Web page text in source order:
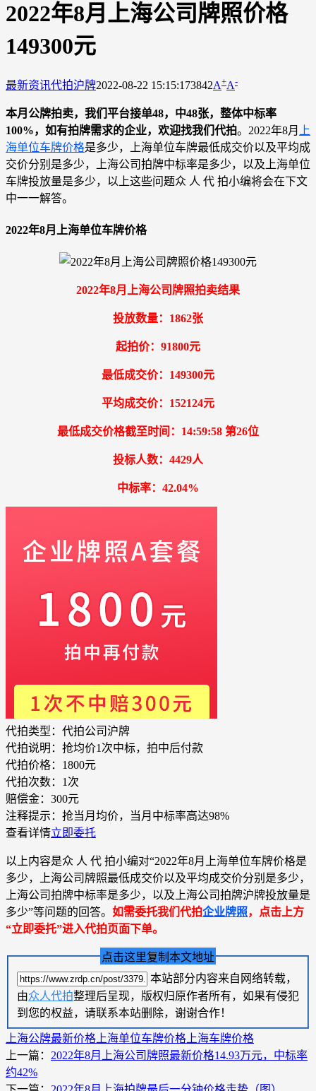
2022年8月上海公司牌照价格
149300元
最新资讯代拍沪牌2022-08-22 15:15:173842A+A-
本月公牌拍卖，我们平台接单48，中48张，整体中标率
100%，如有拍牌需求的企业，欢迎找我们代拍。2022年8月
上
海单位车牌价格是多少，上海单位车牌最低成交价以及平均成
交价分别是多少，上海公司拍牌中标率是多少，以及上海单位
车牌投放量是多少，以上这些问题众 人 代 拍小编将会在下文
中一一解答。
2022年8月上海单位车牌价格
2022年8月上海公司牌照拍卖结果
投放数量：1862张
起拍价：91800元
最低成交价：149300元
平均成交价：152124元
最低成交价格截至时间：14:59:58 第26位
投标人数：4429人
中标率：42.04%
代拍类型： 代拍公司沪牌
代拍说明： 抢均价1次中标，拍中后付款
代拍价格： 1800元
代拍次数： 1次
赔偿金： 300元
注释提示： 抢当月均价，当月中标率高达98%
查看详情立即委托
以上内容是众 人 代 拍小编对“2022年8月上海单位车牌价格是
多少，上海公司牌照最低成交价以及平均成交价分别是多少，
上海公司拍牌中标率是多少，以及上海公司拍牌沪牌投放量是
多少”等问题的回答。 如需委托我们代拍企业牌照，点击上方
“立即委托”进入代拍页面下单。
点击这里复制本文地址
本站部分内容来自网络转载，
由众人代拍整理后呈现，版权归原作者所有，如果有侵犯
到您的权益，请联系本站删除，谢谢合作！
上海公牌最新价格 上海单位车牌价格 上海车牌价格
上一篇： 2022年8月上海公司牌照最新价格14.93万元，中标率
约42%